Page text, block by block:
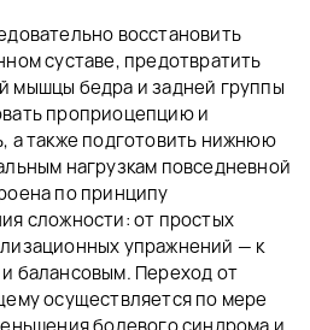
восстановить
суставе, предотвратить
мышцы бедра и задней группы
проприоцепцию и
а также подготовить нижнюю
нагрузкам повседневной
по принципу
сложности: от простых
упражнений — к
балансовым. Переход от
осуществляется по мере